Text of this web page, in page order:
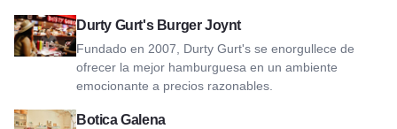
Durty Gurt's Burger Joynt
Fundado en 2007, Durty Gurt's se enorgullece de
ofrecer la mejor hamburguesa en un ambiente
emocionante a precios razonables.
Ver Durty Gurt's Burger Joynt
Botica Galena
Ver Botica Galena